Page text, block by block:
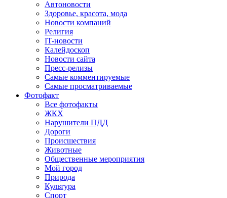
Автоновости
Здоровье, красота, мода
Новости компаний
Религия
IT-новости
Калейдоскоп
Новости сайта
Пресс-релизы
Самые комментируемые
Самые просматриваемые
Фотофакт
Все фотофакты
ЖКХ
Нарушители ПДД
Дороги
Происшествия
Животные
Общественные мероприятия
Мой город
Природа
Культура
Спорт